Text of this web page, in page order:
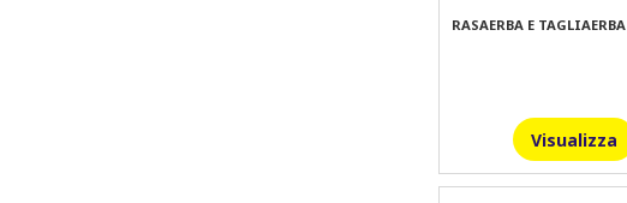
RASAERBA E TAGLIAERBA
Visualizza